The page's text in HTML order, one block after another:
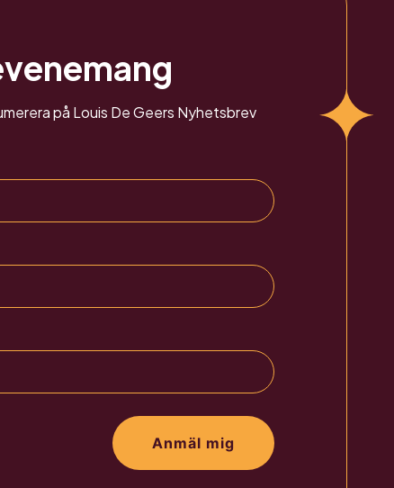
på Louis De Geers Nyhetsbrev
Anmäl mig